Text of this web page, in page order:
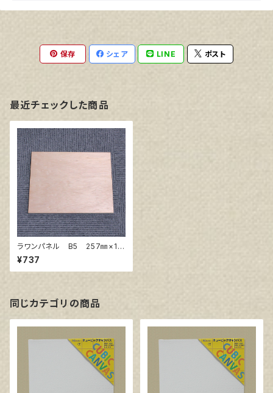
保存 シェア LINE ポスト
最近チェックした商品
ラワンパネル B5 257㎜×18
2㎜
¥737
同じカテゴリの商品